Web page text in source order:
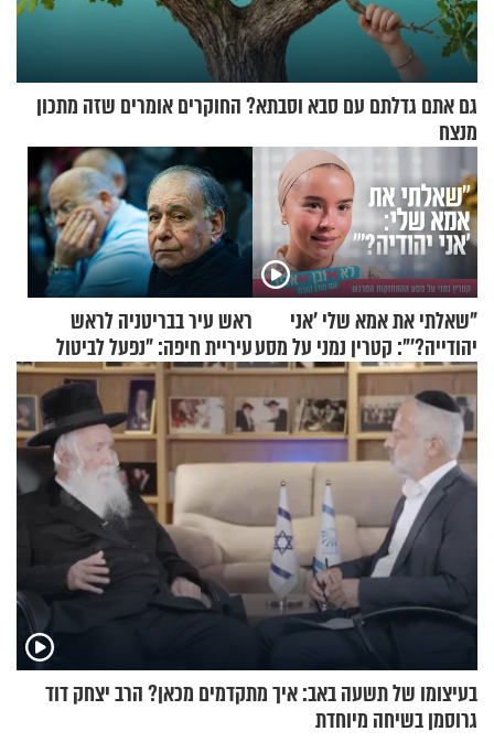
גם אתם גדלתם עם סבא וסבתא? החוקרים אומרים שזה מתכון
מנצח
"שאלתי את אמא שלי 'אני
יהודייה?'": קטרין נמני על מסע
ההתחזקות המרגש
ראש עיר בבריטניה לראש
עיריית חיפה: ״נפעל לביטול
ברית הערים התאומות״
בעיצומו של תשעה באב: איך מתקדמים מכאן? הרב יצחק דוד
גרוסמן בשיחה מיוחדת